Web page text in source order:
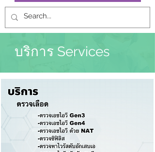
บริการ Services